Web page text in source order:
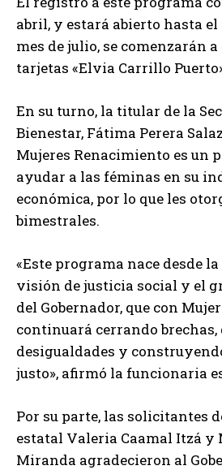
abril, y estará abierto hasta el
mes de julio, se comenzarán
tarjetas «Elvia Carrillo
En su turno, la titular de la
Bienestar, Fátima Perera
Mujeres Renacimiento es un
ayudar a las féminas en su
económica, por lo que les
bimestrales.
«Este programa nace desde
visión de justicia social y el
del Gobernador, que con
continuará cerrando
desigualdades y
justo», afirmó la funcionaria
Por su parte, las solicitantes
estatal Valeria Caamal Itzá y
Miranda agradecieron al